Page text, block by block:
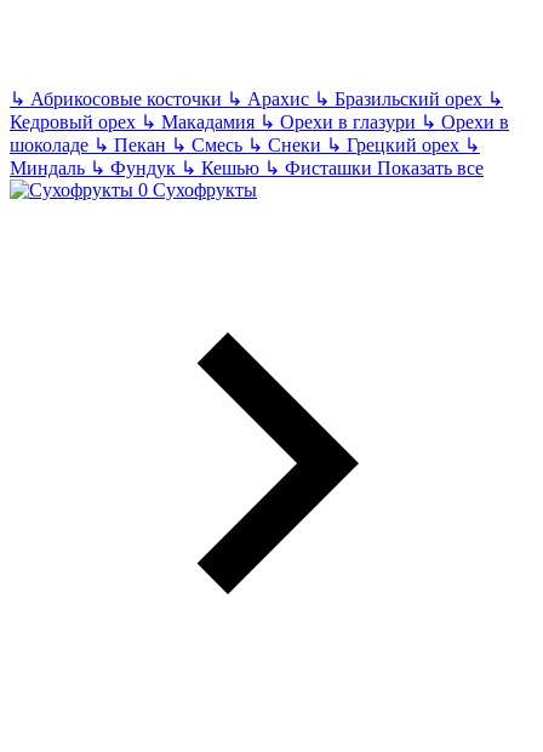
↳ Абрикосовые косточки ↳ Арахис ↳ Бразильский орех ↳
Кедровый орех ↳ Макадамия ↳ Орехи в глазури ↳ Орехи в
шоколаде ↳ Пекан ↳ Смесь ↳ Снеки ↳ Грецкий орех ↳
Миндаль ↳ Фундук ↳ Кешью ↳ Фисташки Показать все
Сухофрукты